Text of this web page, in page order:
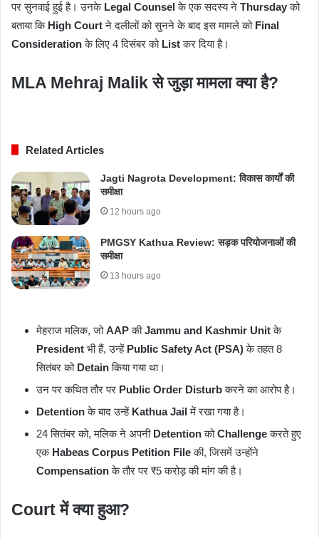
पर सुनवाई हुई है। उनके Legal Counselके एक सदस्य ने Thursdayको
बताया कि High Courtने दलीलों को सुनने के बाद इस मामले को Final
Considerationके लिए 4 दिसंबर को Listकर दिया है।
MLA Mehraj Malikसे जुड़ा मामला क्या है?
Related Articles
Jagti Nagrota Development: विकास कार्यों की
समीक्षा
12 hours ago
PMGSY Kathua Review: सड़क परियोजनाओं की
समीक्षा
13 hours ago
मेहराज मलिक, जोAAPकीJammu and Kashmir Unitके
President भी हैं, उन्हें Public Safety Act (PSA)के तहत 8
सितंबर को Detainकिया गया था।
उन पर कथित तौर पर Public Order Disturbकरने का आरोप है।
Detentionके बाद उन्हें Kathua Jailमें रखा गया है।
24 सितंबर को, मलिक ने अपनी DetentionकोChallengeकरते हुए
एक Habeas Corpus Petition Fileकी, जिसमें उन्होंने
Compensationके तौर पर ₹5 करोड़ की मांग की है।
Courtमें क्या हुआ?